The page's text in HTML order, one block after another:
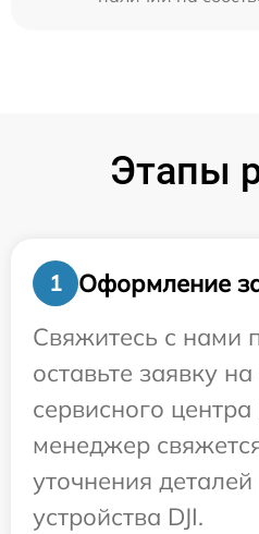
Этапы
1
Оформление
Свяжитесь с нами
оставьте заявку на
сервисного
менеджер
уточнения
устройства DJI.